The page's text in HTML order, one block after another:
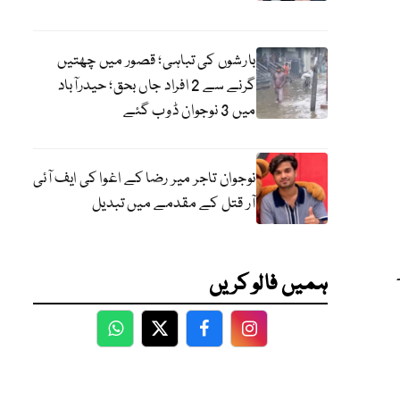
بارشوں کی تباہی؛ قصور میں چھتیں
گرنے سے 2 افراد جاں بحق؛ حیدرآباد
میں 3 نوجوان ڈوب گئے
نوجوان تاجر میر رضا کے اغوا کی ایف آئی
آر قتل کے مقدمے میں تبدیل
ہمیں فالو کریں
WhatsApp
TwitterFacebookFacebook